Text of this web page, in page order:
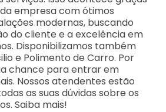
empresa com ótimos
modernas, buscando
do cliente e a excelência em
Disponibilizamos também
e Polimento de Carro. Por
chance para entrar em
Nossos atendentes estão
as suas dúvidas sobre os
Saiba mais!